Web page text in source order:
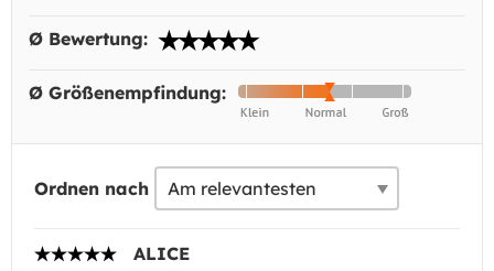
Ø Bewertung:
Ø Größenempfindung:
Ordnen nach
ALICE